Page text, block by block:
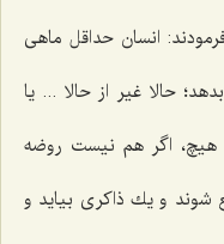
انسان حداقل ماهی
حالا غیر از حالا ... یا
اگر هم نیست روضه
و یك ذاكری بیاید و